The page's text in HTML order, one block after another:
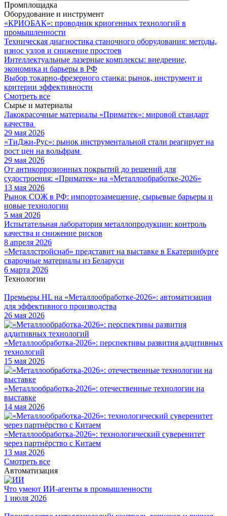
Промплощадка
Оборудование и инструмент
«КРИОБАК»: проводник криогенных технологий в
промышленности
Техническая диагностика станочного оборудования: методы,
износ узлов и снижение простоев
Интеллектуальные лазерные комплексы: внедрение,
экономика и барьеры в РФ
Выбор токарно-фрезерного станка: рынок, инструмент и
критерии эффективности
Смотреть все
Сырье и материалы
Лакокрасочные материалы «Приматек»: мировой стандарт
качества
29 мая 2026
«ТиДжи-Рус»: рынок инструментальной стали реагирует на
рост цен на вольфрам
29 мая 2026
От антикоррозионных покрытий до решений для
судостроения: «Приматек» на «Металлообработке-2026»
13 мая 2026
Рынок СОЖ в РФ: импортозамещение, сырьевые барьеры и
новые технологии
5 мая 2026
Испытательная лаборатория металлопродукции: контроль
качества и снижение рисков
8 апреля 2026
«Металлстройснаб» представит на выставке в Екатеринбурге
сварочные материалы из Беларуси
6 марта 2026
Технологии
Премьеры HL на «Металлообработке-2026»: автоматизация
для эффективного производства
26 мая 2026
«Металлообработка-2026»: перспективы развития аддитивных
технологий
15 мая 2026
«Металлообработка-2026»: отечественные технологии на
выставке
14 мая 2026
«Металлообработка-2026»: технологический суверенитет
через партнёрство с Китаем
13 мая 2026
Смотреть все
Автоматизация
Что умеют ИИ-агенты в промышленности
1 июля 2026